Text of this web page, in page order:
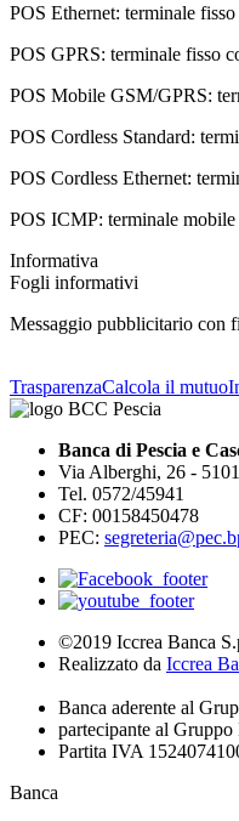
POS Ethernet: terminale
POS GPRS: terminale fisso
POS Mobile GSM/GPRS:
POS Cordless Standard:
POS Cordless Ethernet:
POS ICMP: terminale
Informativa
Fogli informativi
Messaggio pubblicitario con
TrasparenzaCalcola il mutuo
Banca di Pescia e
Via Alberghi, 26 -
Tel. 0572/45941
CF: 00158450478
PEC:
©2019 Iccrea Banca
Realizzato da Iccrea
Banca aderente al
partecipante al
Partita IVA
Banca